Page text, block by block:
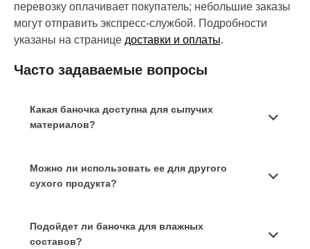
перевозку оплачивает покупатель; небольшие заказы
могут отправить экспресс-службой. Подробности
указаны на странице доставки и оплаты.
Часто задаваемые вопросы
Какая баночка доступна для сыпучих
материалов?
Можно ли использовать ее для другого
сухого продукта?
Подойдет ли баночка для влажных
составов?